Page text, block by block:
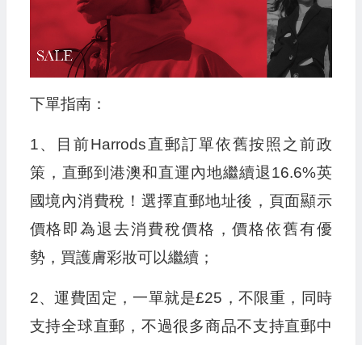
下單指南：
1、目前Harrods直郵訂單依舊按照之前政
策，直郵到港澳和直運內地繼續退16.6%英
國境內消費稅！選擇直郵地址後，頁面顯示
價格即為退去消費稅價格，價格依舊有優
勢，買護膚彩妝可以繼續；
2、運費固定，一單就是£25，不限重，同時
支持全球直郵，不過很多商品不支持直郵中